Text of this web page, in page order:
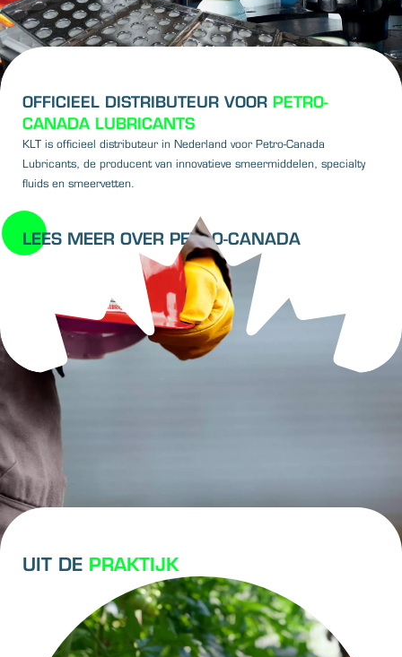
OFFICIEEL DISTRIBUTEUR VOOR PETRO-
CANADA LUBRICANTS
KLT is officieel distributeur in Nederland voor Petro-Canada
Lubricants, de producent van innovatieve smeermiddelen, specialty
fluids en smeervetten.
LEES MEER OVER PETRO-CANADA
UIT DE PRAKTIJK